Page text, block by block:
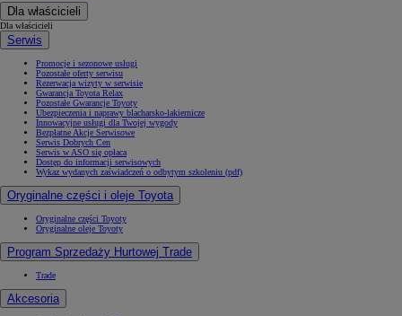
Dla właścicieli
Dla właścicieli
Serwis
Promocje i sezonowe usługi
Pozostałe oferty serwisu
Rezerwacja wizyty w serwisie
Gwarancja Toyota Relax
Pozostałe Gwarancje Toyoty
Ubezpieczenia i naprawy blacharsko-lakiernicze
Innowacyjne usługi dla Twojej wygody
Bezpłatne Akcje Serwisowe
Serwis Dobrych Cen
Serwis w ASO się opłaca
Dostęp do informacji serwisowych
Wykaz wydanych zaświadczeń o odbytym szkoleniu (pdf)
Oryginalne części i oleje Toyota
Oryginalne części Toyoty
Oryginalne oleje Toyoty
Program Sprzedaży Hurtowej Trade
Trade
Akcesoria